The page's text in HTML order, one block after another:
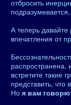
отбросить
А теперь
впечатления от
распространена,
встретите такие
представить, что
Но я вам